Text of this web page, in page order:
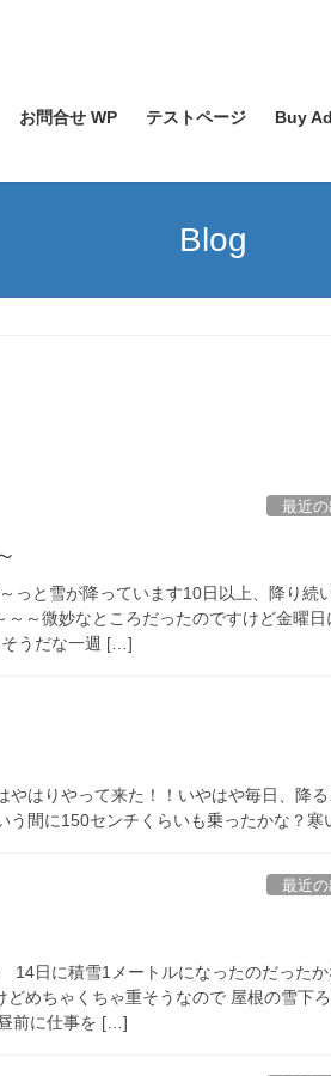
お問合せ WP テストページ Buy
Blog
最近
っと雪が降っています10日以上、降り続
～微妙なところだったのですけど金曜日
そうだな一週 […]
はりやって来た！！いやはや毎日、降る
う間に150センチくらいも乗ったかな？
最近
14日に積雪1メートルになったのだった
どめちゃくちゃ重そうなので 屋根の雪下
前に仕事を […]